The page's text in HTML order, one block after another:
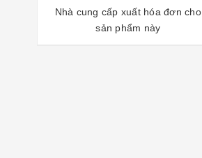
Nhà cung cấp xuất hóa đơn cho
sản phẩm này